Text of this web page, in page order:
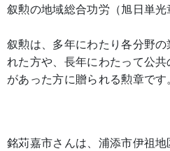
叙勲の地域総合功労（旭日単光
叙勲は、多年にわたり各分野
れた方や、長年にわたって公
があった方に贈られる勲章です
銘苅嘉市さんは、浦添市伊祖